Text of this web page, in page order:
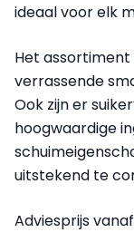
ideaal voor elk
Het
verrassende
Ook zijn er
hoogwaardige
uitstekend te
Adviesprijs